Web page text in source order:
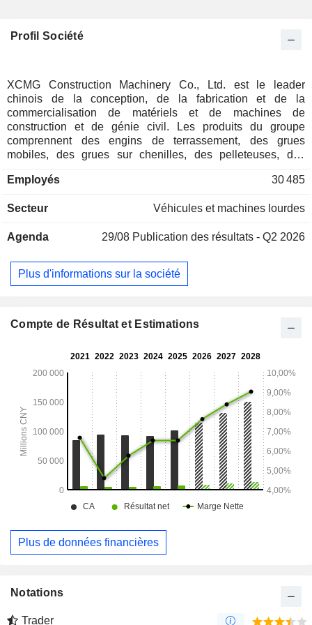
Profil Société
XCMG Construction Machinery Co., Ltd. est le leader
chinois de la conception, de la fabrication et de la
commercialisation de matériels et de machines de
construction et de génie civil. Les produits du groupe
comprennent des engins de terrassement, des grues
mobiles, des grues sur chenilles, des pelleteuses, des
des composants hydrauliques, etc. 91,7% du CA est réalisé
Employés 30 485
Secteur Véhicules et machines lourdes
Agenda 29/08 Publication des résultats - Q2 2026
Plus d'informations sur la société
Compte de Résultat et Estimations
Plus de données financières
Notations
Trader